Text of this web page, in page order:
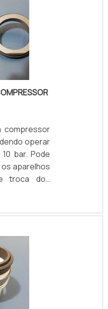
ou
no
de
sólidas
compressor
operar
bar. Pode
aparelhos
troca dos
de
de acordo
resistente a
a seleção
depender
Eles
formas e
do selo